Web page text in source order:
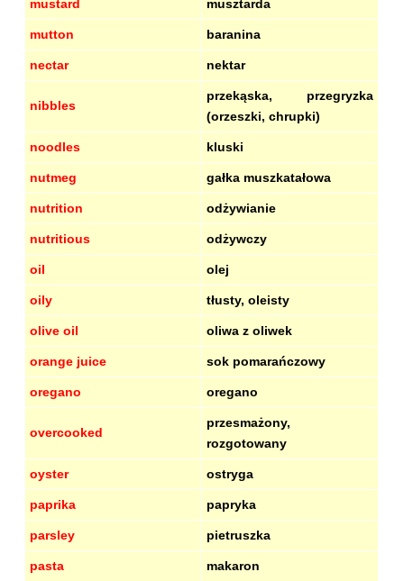
mustard musztarda
mutton baranina
nectar nektar
nibbles
przekąska, przegryzka
(orzeszki, chrupki)
noodles kluski
nutmeg gałka muszkatałowa
nutrition odżywianie
nutritious odżywczy
oil olej
oily tłusty, oleisty
olive oil oliwa z oliwek
orange juice sok pomarańczowy
oregano oregano
overcooked
przesmażony,
rozgotowany
oyster ostryga
paprika papryka
parsley pietruszka
pasta makaron